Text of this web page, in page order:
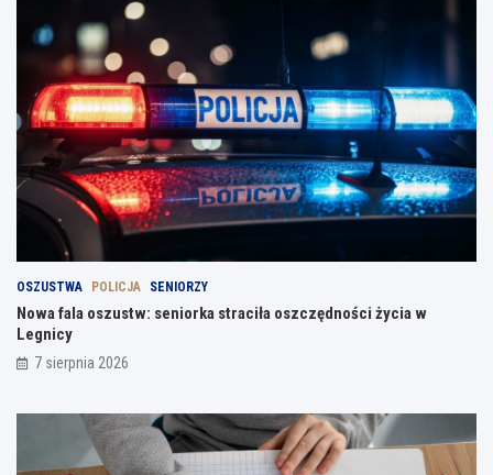
OSZUSTWA POLICJA SENIORZY
Nowa fala oszustw: seniorka straciła oszczędności życia w
Legnicy
7 sierpnia 2026